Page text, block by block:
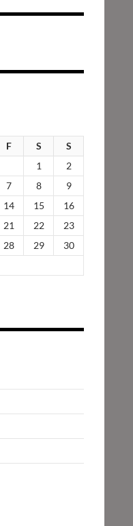
F S
S
1
2
7 8
9
14 15
16
21 22
23
28 29
30